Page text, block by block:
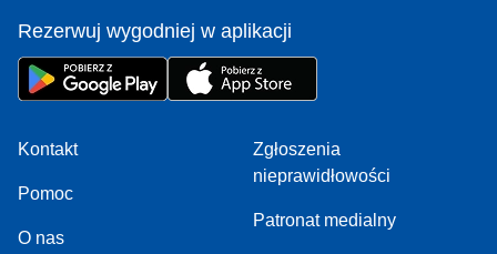
Rezerwuj wygodniej w aplikacji
Kontakt
Pomoc
O nas
Zgłoszenia
nieprawidłowości
Patronat medialny